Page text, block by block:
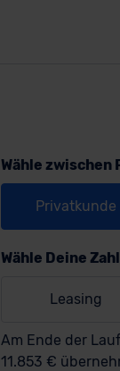
Wähle zwischen
Privatkunde
Wähle Deine
Leasing
Am Ende der
11.853 €